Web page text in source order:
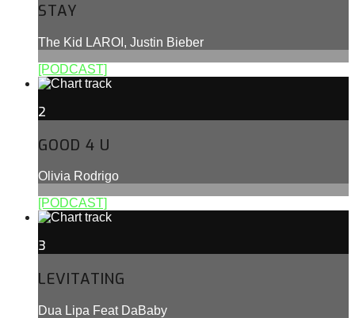
STAY
The Kid LAROI, Justin Bieber
[PODCAST]
2
GOOD 4 U
Olivia Rodrigo
[PODCAST]
3
LEVITATING
Dua Lipa Feat DaBaby